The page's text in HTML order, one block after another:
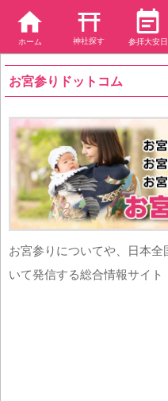
ホーム 神社探す 参拝大安日
お宮参りドットコム
お宮参りについてや、日本
いて発信する総合情報サイト